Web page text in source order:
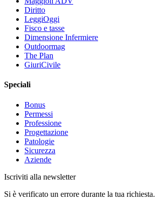
Diritto
LeggiOggi
Fisco e tasse
Dimensione Infermiere
Outdoormag
The Plan
GiuriCivile
Speciali
Bonus
Permessi
Professione
Progettazione
Patologie
Sicurezza
Aziende
Iscriviti alla newsletter
Si è verificato un errore durante la tua richiesta.